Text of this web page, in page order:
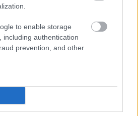
to enable storage
including authentication
prevention, and other
estéje, Negyedik ének
Elektronikus Könyvtár
torony. Arany János
1909, Országos